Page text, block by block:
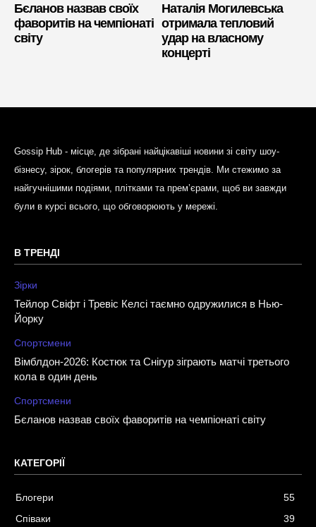
Бєланов назвав своїх
фаворитів на чемпіонаті
світу
Наталія Могилевська
отримала тепловий
удар на власному
концерті
Gossip Hub - місце, де зібрані найцікавіші новини зі світу шоу-
бізнесу, зірок, блогерів та популярних трендів. Ми стежимо за
найгучнішими подіями, плітками та прем’єрами, щоб ви завжди
були в курсі всього, що обговорюють у мережі.
В ТРЕНДІ
Зірки
Тейлор Свіфт і Тревіс Келсі таємно одружилися в Нью-
Йорку
Спортсмени
Вімблдон-2026: Костюк та Снігур зіграють матчі третього
кола в один день
Спортсмени
Бєланов назвав своїх фаворитів на чемпіонаті світу
КАТЕГОРІЇ
Блогери
55
Співаки
39